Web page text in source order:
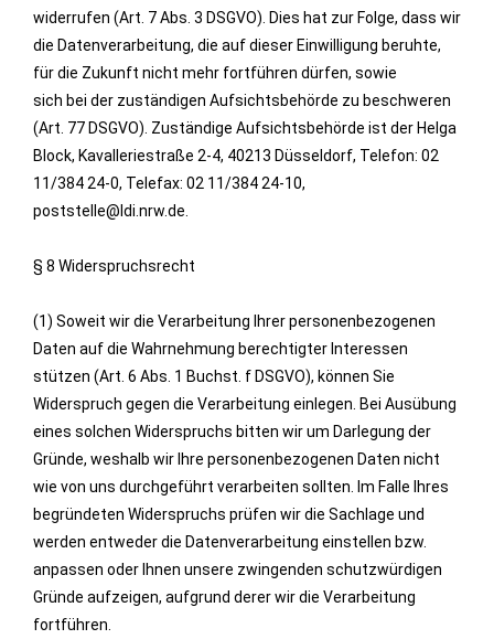
widerrufen (Art. 7 Abs. 3 DSGVO). Dies hat zur Folge, dass wir
die Datenverarbeitung, die auf dieser Einwilligung beruhte,
für die Zukunft nicht mehr fortführen dürfen, sowie
sich bei der zuständigen Aufsichtsbehörde zu beschweren
(Art. 77 DSGVO). Zuständige Aufsichtsbehörde ist der Helga
Block, Kavalleriestraße 2-4, 40213 Düsseldorf, Telefon: 02
11/384 24-0, Telefax: 02 11/384 24-10,
poststelle@ldi.nrw.de.
§ 8 Widerspruchsrecht
(1) Soweit wir die Verarbeitung Ihrer personenbezogenen
Daten auf die Wahrnehmung berechtigter Interessen
stützen (Art. 6 Abs. 1 Buchst. f DSGVO), können Sie
Widerspruch gegen die Verarbeitung einlegen. Bei Ausübung
eines solchen Widerspruchs bitten wir um Darlegung der
Gründe, weshalb wir Ihre personenbezogenen Daten nicht
wie von uns durchgeführt verarbeiten sollten. Im Falle Ihres
begründeten Widerspruchs prüfen wir die Sachlage und
werden entweder die Datenverarbeitung einstellen bzw.
anpassen oder Ihnen unsere zwingenden schutzwürdigen
Gründe aufzeigen, aufgrund derer wir die Verarbeitung
fortführen.